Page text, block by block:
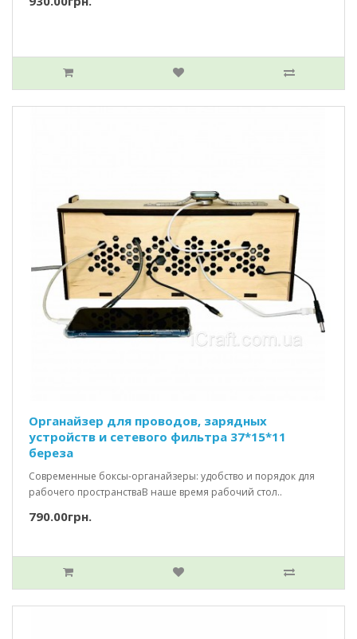
Органайзер для проводов, зарядных
устройств и сетевого фильтра 37*15*11
береза
Современные боксы-органайзеры: удобство и порядок для
рабочего пространстваВ наше время рабочий стол..
790.00грн.